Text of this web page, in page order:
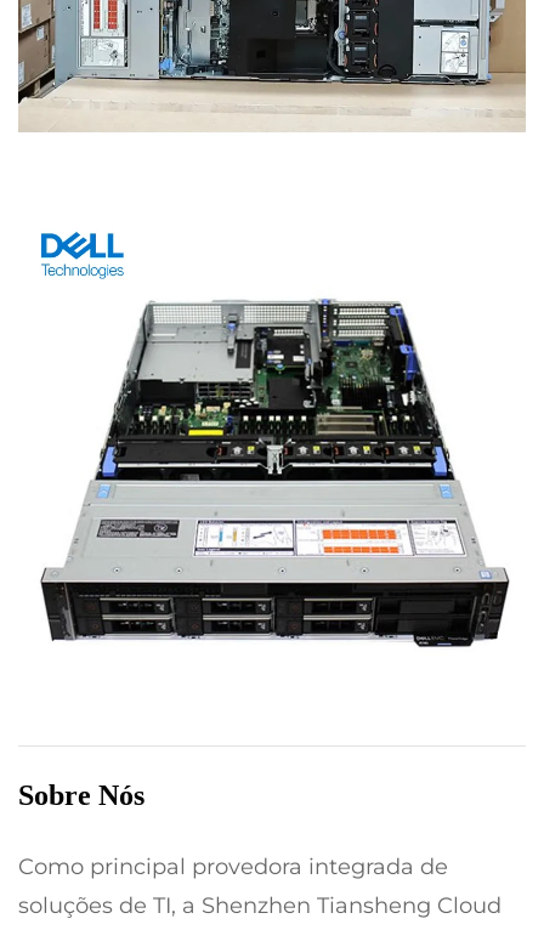
Sobre Nós
Como principal provedora integrada de
soluções de TI, a Shenzhen Tiansheng Cloud